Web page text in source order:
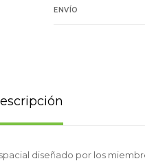
ENVÍO
diseñado por los